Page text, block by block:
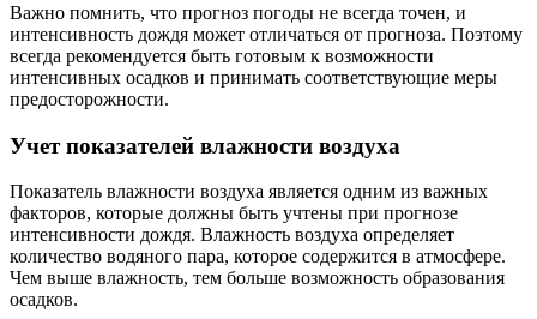
Важно помнить, что прогноз погоды не всегда точен, и
интенсивность дождя может отличаться от прогноза. Поэтому
всегда рекомендуется быть готовым к возможности
интенсивных осадков и принимать соответствующие меры
предосторожности.
Учет показателей влажности воздуха
Показатель влажности воздуха является одним из важных
факторов, которые должны быть учтены при прогнозе
интенсивности дождя. Влажность воздуха определяет
количество водяного пара, которое содержится в атмосфере.
Чем выше влажность, тем больше возможность образования
осадков.